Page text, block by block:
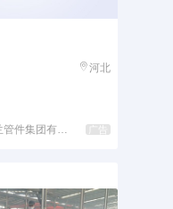
河北
河北海浩高压法兰管件集团有限公司 广告